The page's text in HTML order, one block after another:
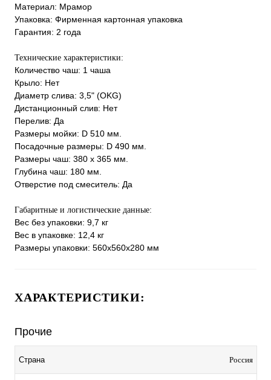
Материал: Мрамор
Упаковка: Фирменная картонная упаковка
Гарантия: 2 года
Технические характеристики:
Количество чаш: 1 чаша
Крыло: Нет
Диаметр слива: 3,5" (OKG)
Дистанционный слив: Нет
Перелив: Да
Размеры мойки: D 510 мм.
Посадочные размеры: D 490 мм.
Размеры чаш: 380 х 365 мм.
Глубина чаш: 180 мм.
Отверстие под смеситель: Да
Габаритные и логистические данные:
Вес без упаковки: 9,7 кг
Вес в упаковке: 12,4 кг
Размеры упаковки: 560х560х280 мм
ХАРАКТЕРИСТИКИ:
Прочие
Страна Россия